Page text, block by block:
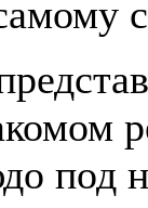
под